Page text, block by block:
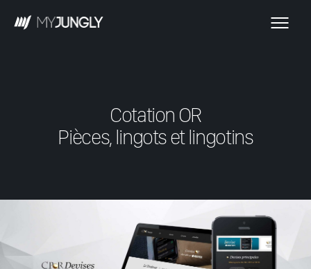
Cotation OR
Pièces, lingots et lingotins